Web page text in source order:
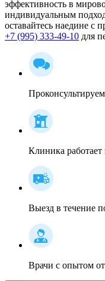
эффективность в
индивидуальным
оставайтесь наедине с
+7 (995) 333-49-10 для
Клиника работает
Выезд в течение
Врачи с опытом